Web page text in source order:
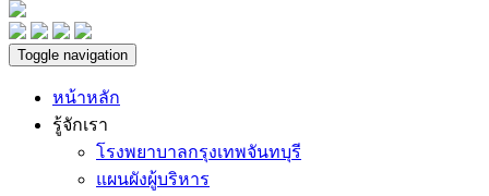
Toggle navigation
หน้าหลัก
รู้จักเรา
โรงพยาบาลกรุงเทพจันทบุรี
แผนผังผู้บริหาร